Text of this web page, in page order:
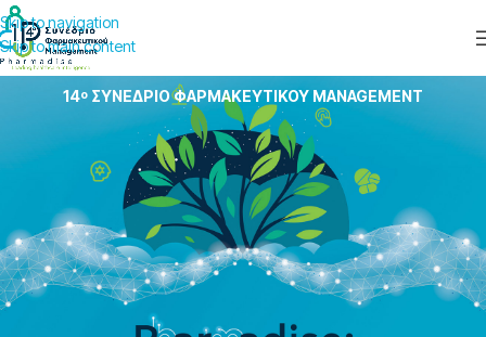
Skip to navigation
Skip to main content
14οΣΥΝΕΔΡΙΟ ΦΑΡΜΑΚΕΥΤΙΚΟΥ MANAGEMENT